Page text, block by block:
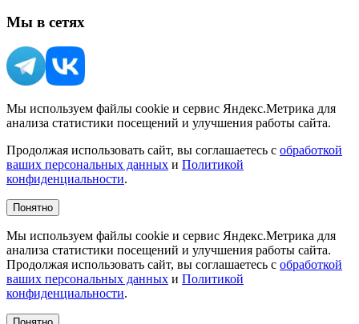
Мы в сетях
Мы используем файлы cookie и сервис Яндекс.Метрика для
анализа статистики посещений и улучшения работы сайта.
Продолжая использовать сайт, вы соглашаетесь с обработкой
ваших персональных данных и Политикой
конфиденциальности.
Понятно
Мы используем файлы cookie и сервис Яндекс.Метрика для
анализа статистики посещений и улучшения работы сайта.
Продолжая использовать сайт, вы соглашаетесь с обработкой
ваших персональных данных и Политикой
конфиденциальности.